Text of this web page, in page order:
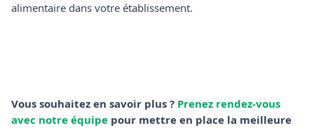
alimentaire dans votre établissement.
Vous souhaitez en savoir plus ? Prenez rendez-vous
avec notre équipe pour mettre en place la meilleure